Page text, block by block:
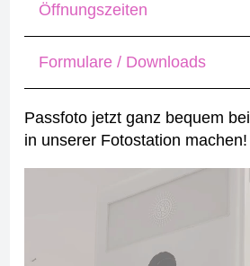
Öffnungszeiten
Formulare / Downloads
Passfoto jetzt ganz bequem
in unserer Fotostation machen!